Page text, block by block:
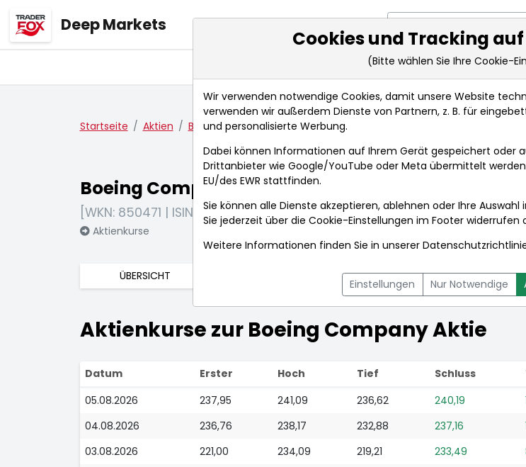
Deep Markets
Markt-Analysen Market Tools
Startseite Aktien Boeing Company Aktienkurse
Boeing Company
[WKN: 850471 | ISIN: US0970231058]
Aktienkurse
ÜBERSICHT NACHRICHTEN
Aktienkurse zur Boeing Company Aktie
Datum Erster Hoch Tief Schluss
05.08.2026
237,95 241,09 236,62 240,19
04.08.2026
236,76 238,17 232,88 237,16
03.08.2026
221,00 234,09 219,21 233,49
Cookies und Tracking
(Bitte wählen Sie Ihre Cookie-
Wir verwenden notwendige Cookies, damit unsere Website
verwenden wir außerdem Dienste von Partnern, z. B. für
und personalisierte Werbung.
Dabei können Informationen auf Ihrem Gerät gespeichert oder
Drittanbieter wie Google/YouTube oder Meta übermittelt
EU/des EWR stattfinden.
Sie können alle Dienste akzeptieren, ablehnen oder Ihre
Sie jederzeit über die Cookie-Einstellungen im Footer widerrufen
Weitere Informationen finden Sie in unserer
Einstellungen Nur Notwendige